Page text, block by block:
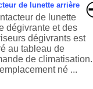
de lunette arrière
de lunette
dégivrante et des
dégivrants est
au tableau de
de climatisation.
né ...